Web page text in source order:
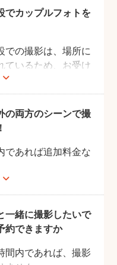
ランにしてください
でカップルフォトを
での撮影は、場所に
ているため、お受け
。
、施設へのご確認を
フォトグラファーの
担となりますので
の両方のシーンで撮
であれば追加料金な
せるために、事前に
ーにお伝えいただけ
一緒に撮影したいで
約できますか
間内であれば、撮影